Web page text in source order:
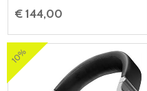
€ 144,00
10%